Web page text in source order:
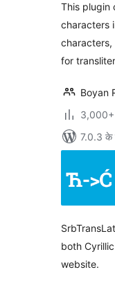
This plugin
characters
for
Boyan
3,000+
7.0.3 के
both
website.